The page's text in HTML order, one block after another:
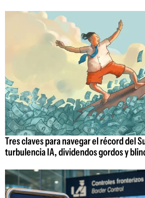
Tres claves para navegar el récord del
turbulencia IA, dividendos gordos y